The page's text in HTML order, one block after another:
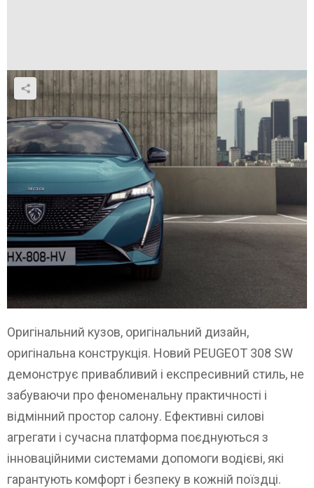
Оригінальний кузов, оригінальний дизайн,
оригінальна конструкція. Новий PEUGEOT 308 SW
демонструє привабливий і експресивний стиль, не
забуваючи про феноменальну практичності і
відмінний простор салону. Ефективні силові
агрегати і сучасна платформа поєднуються з
інноваційними системами допомоги водієві, які
гарантують комфорт і безпеку в кожній поїздці.